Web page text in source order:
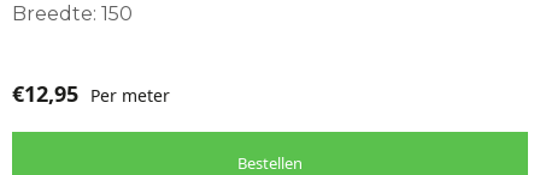
Breedte: 150
€12,95 Per meter
Bestellen